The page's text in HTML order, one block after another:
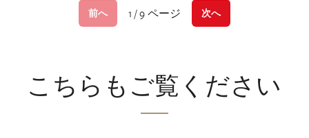
前へ 1 / 9 ページ 次へ
こちらもご覧ください